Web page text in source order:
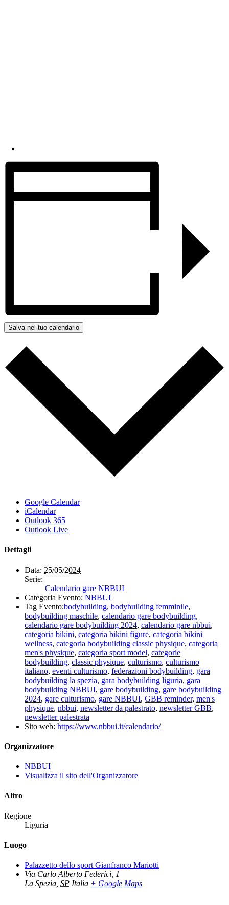
Salva nel tuo calendario
Google Calendar
iCalendar
Outlook 365
Outlook Live
Dettagli
Data: 25/05/2024
Serie:
Calendario gare NBBUI
Categoria Evento: NBBUI
Tag Evento:bodybuilding, bodybuilding femminile,
bodybuilding maschile, calendario gare bodybuilding,
calendario gare bodybuilding 2024, calendario gare nbbui,
categoria bikini, categoria bikini figure, categoria bikini
wellness, categoria bodybuilding classic physique, categoria
men's physique, categoria sport model, categorie
bodybuilding, classic physique, culturismo, culturismo
italiano, eventi culturismo, federazioni bodybuilding, gara
bodybuilding la spezia, gara bodybuilding liguria, gara
bodybuilding NBBUI, gare bodybuilding, gare bodybuilding
2024, gare culturismo, gare NBBUI, GBB reminder, men's
physique, nbbui, newsletter da palestrato, newsletter GBB,
newsletter palestrata
Sito web: https://www.nbbui.it/calendario/
Organizzatore
NBBUI
Visualizza il sito dell'Organizzatore
Altro
Regione
Liguria
Luogo
Palazzetto dello sport Gianfranco Mariotti
Via Carlo Alberto Federici, 1
La Spezia SP Italia + Google Maps